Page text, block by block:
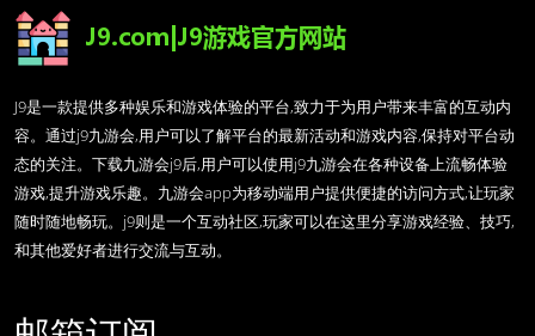
J9是一款提供多种娱乐和游戏体验的平台,致力于为用户带来丰富的互动内
容。通过j9九游会,用户可以了解平台的最新活动和游戏内容,保持对平台动
态的关注。下载九游会j9后,用户可以使用j9九游会在各种设备上流畅体验
游戏,提升游戏乐趣。九游会app为移动端用户提供便捷的访问方式,让玩家
随时随地畅玩。j9则是一个互动社区,玩家可以在这里分享游戏经验、技巧,
和其他爱好者进行交流与互动。